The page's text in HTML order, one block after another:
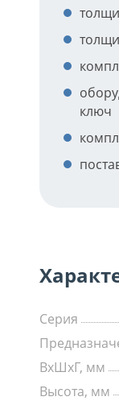
ключ
Серия
ВхШхГ, мм
Высота, мм